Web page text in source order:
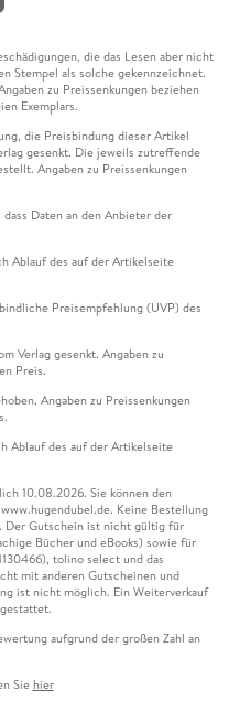
die das Lesen aber nicht
Stempel als solche gekennzeichnet.
zu Preissenkungen beziehen
Exemplars.
die Preisbindung dieser Artikel
gesenkt. Die jeweils zutreffende
Angaben zu Preissenkungen
Daten an den Anbieter der
Ablauf des auf der Artikelseite
Preisempfehlung (UVP) des
Verlag gesenkt. Angaben zu
Preis.
Angaben zu Preissenkungen
Ablauf des auf der Artikelseite
10.08.2026. Sie können den
Keine Bestellung
Der Gutschein ist nicht gültig für
Bücher und eBooks) sowie für
tolino select und das
mit anderen Gutscheinen und
ist nicht möglich. Ein Weiterverkauf
aufgrund der großen Zahl an
Sie hier